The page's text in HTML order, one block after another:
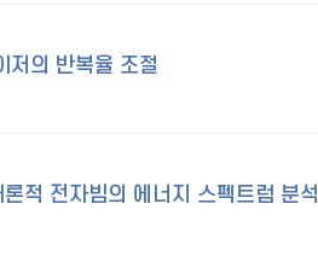
저의 반복율 조절
적 전자빔의 에너지 스펙트럼 분석